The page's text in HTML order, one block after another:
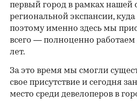
первый город в рамках нашей
региональной экспансии,
поэтому именно здесь мы
всего — полноценно работаем
лет.
За это время мы смогли
свое присутствие и сегодня
место среди девелоперов в